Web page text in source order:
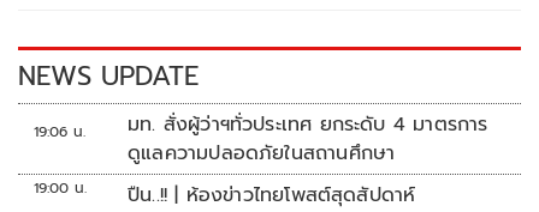
k k
NEWS UPDATE
19:06 น.
มท. สั่งผู้ว่าฯทั่วประเทศ ยกระดับ 4 มาตรการ
ดูแลความปลอดภัยในสถานศึกษา
19:00 น. ปืน..!! | ห้องข่าวไทยโพสต์สุดสัปดาห์